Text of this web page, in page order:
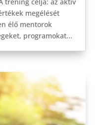
megélését
élő mentorok
programokat...